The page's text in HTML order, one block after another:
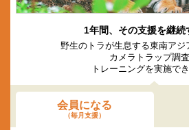
1年間、その支援を継
野生のトラが生息する東南アジ
カメラトラップ調
トレーニングを実施でき
会員になる
（毎月支援）